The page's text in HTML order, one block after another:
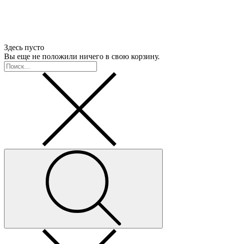
Здесь пусто
Вы еще не положили ничего в свою корзину.